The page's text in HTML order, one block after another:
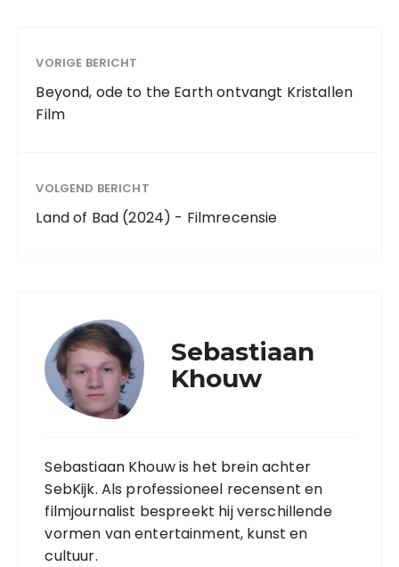
VORIGE BERICHT
Beyond, ode to the Earth ontvangt Kristallen
Film
VOLGEND BERICHT
Land of Bad (2024) - Filmrecensie
Sebastiaan
Khouw
Sebastiaan Khouw is het brein achter
SebKijk. Als professioneel recensent en
filmjournalist bespreekt hij verschillende
vormen van entertainment, kunst en
cultuur.